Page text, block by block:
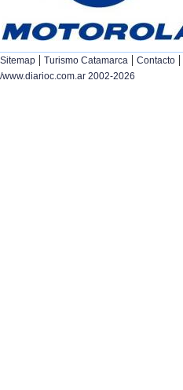
Sitemap | Turismo Catamarca | Contacto |
/www.diarioc.com.ar 2002-2026